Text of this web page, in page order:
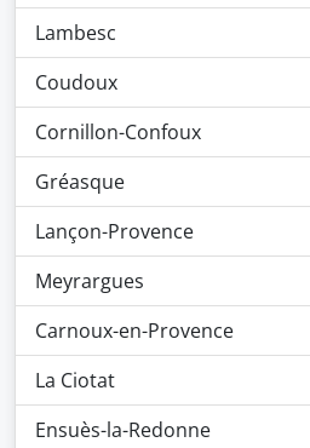
Lambesc
Coudoux
Cornillon-Confoux
Gréasque
Lançon-Provence
Meyrargues
Carnoux-en-Provence
La Ciotat
Ensuès-la-Redonne